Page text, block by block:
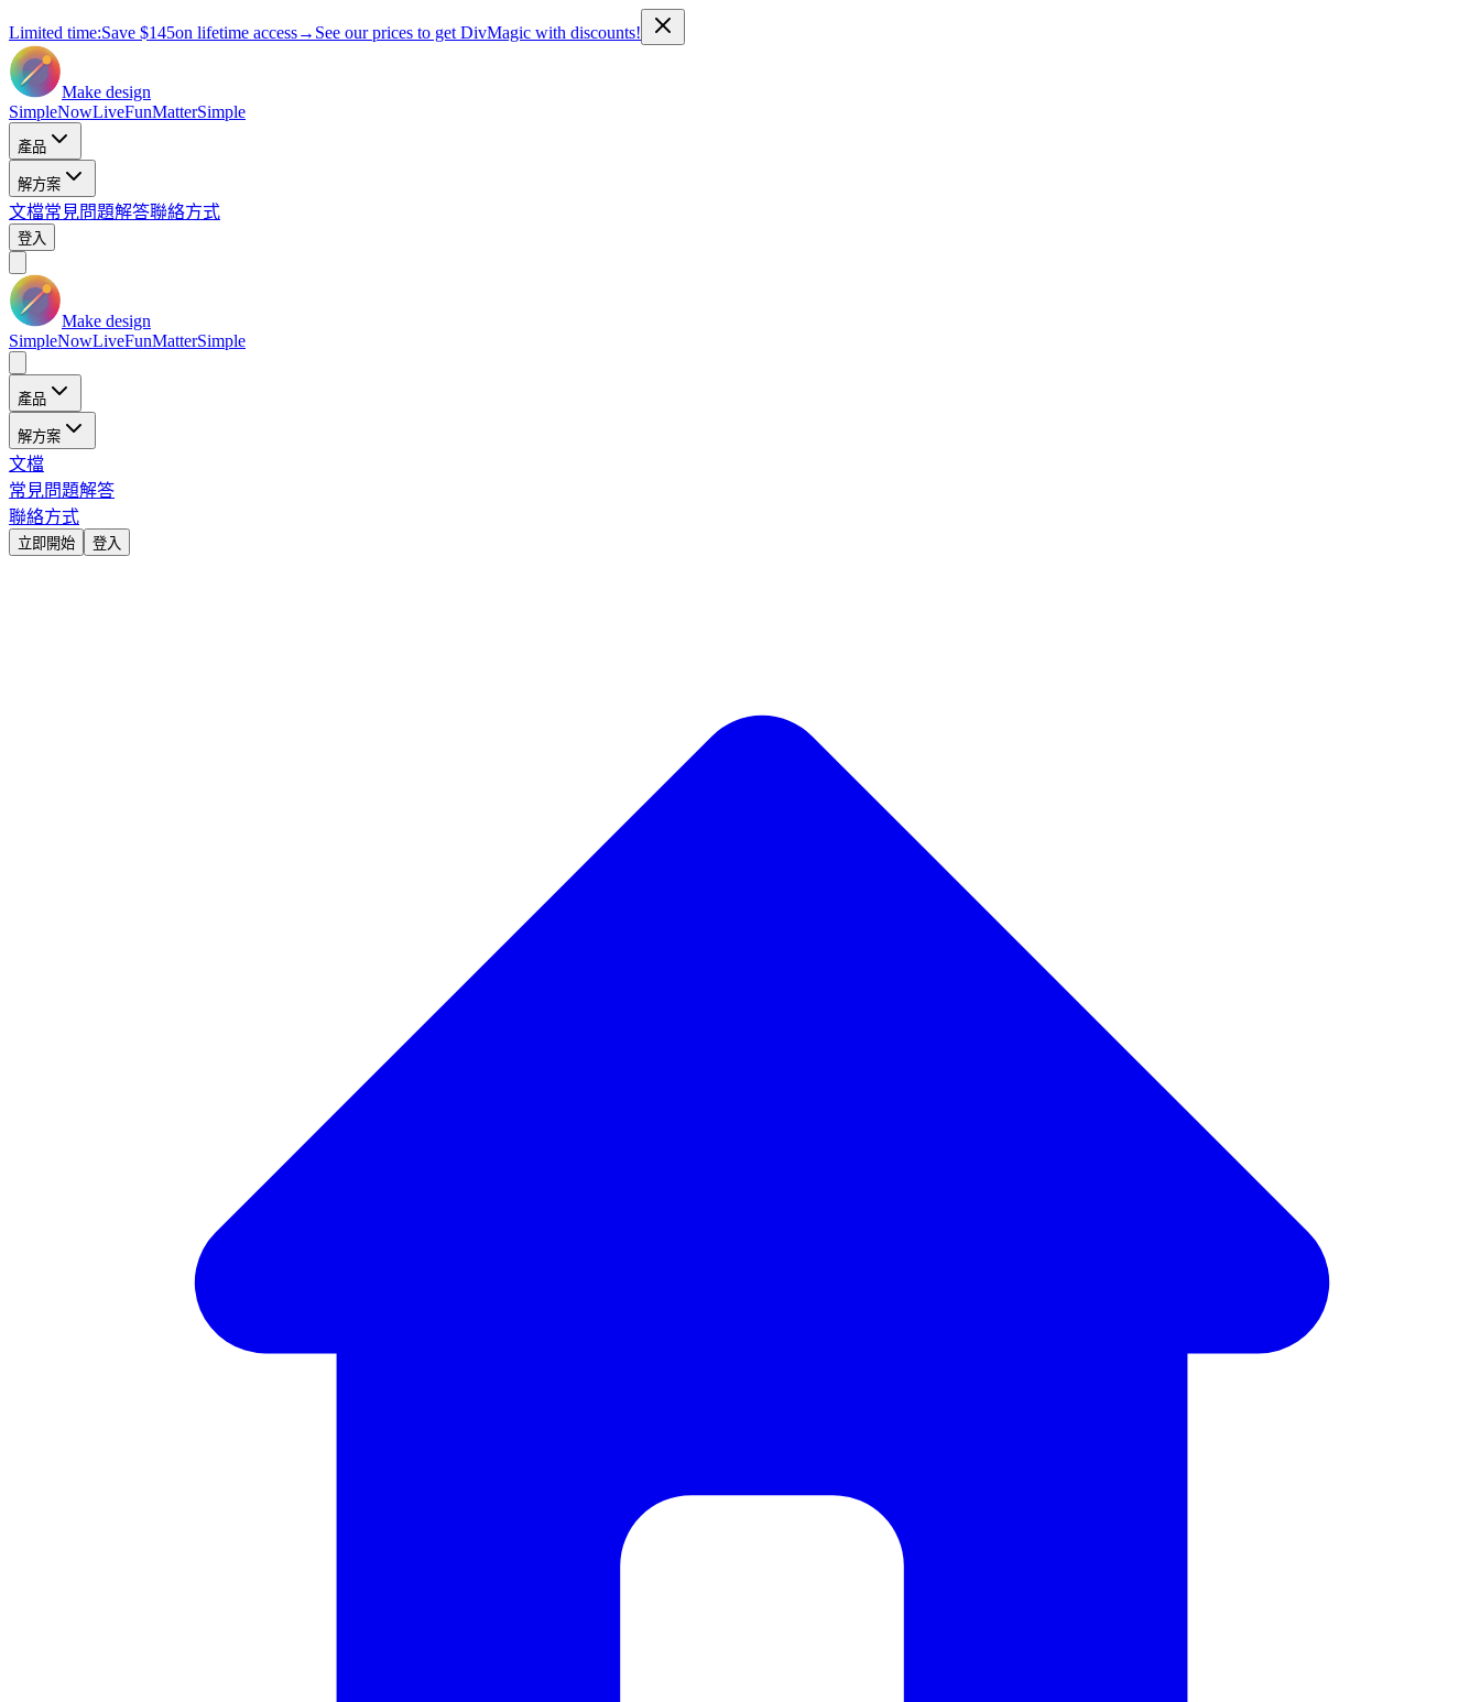
Limited time:Save $145on lifetime access→ See our prices to get DivMagic with discounts!
Make design
SimpleNowLiveFunMatterSimple
產品
解方案
文檔常見問題解答聯絡方式
登入
Make design
SimpleNowLiveFunMatterSimple
產品
解方案
文檔
常見問題解答
聯絡方式
立即開始 登入